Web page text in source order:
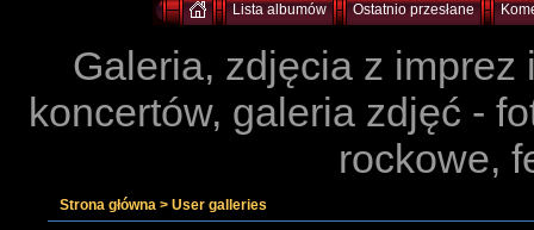
Lista albumów Ostatnio przesłane
Galeria, zdjęcia z imprez
koncertów, galeria zdjęć -
rockowe,
Strona główna > User galleries